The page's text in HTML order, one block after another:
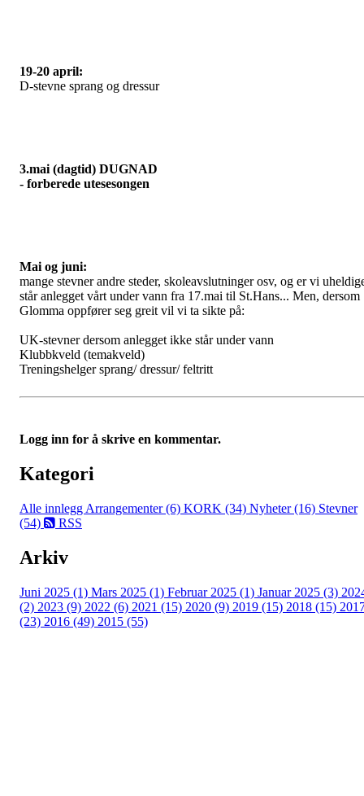
19-20 april:
D-stevne sprang og dressur
3.mai (dagtid) DUGNAD
- forberede utesesongen
Mai og juni:
mange stevner andre steder, skoleavslutninger osv, og er vi
står anlegget vårt under vann fra 17.mai til St.Hans... Men, dersom
Glomma oppfører seg greit vil vi ta sikte på:
UK-stevner dersom anlegget ikke står under vann
Klubbkveld (temakveld)
Treningshelger sprang/ dressur/ feltritt
Logg inn for å skrive en kommentar.
Kategori
Alle innlegg Arrangementer (6) KORK (34) Nyheter (16) Stevner
(54)
RSS
Arkiv
Juni 2025 (1) Mars 2025 (1) Februar 2025 (1) Januar 2025 (3)
(2) 2023 (9) 2022 (6) 2021 (15) 2020 (9) 2019 (15) 2018 (15)
(23) 2016 (49) 2015 (55)